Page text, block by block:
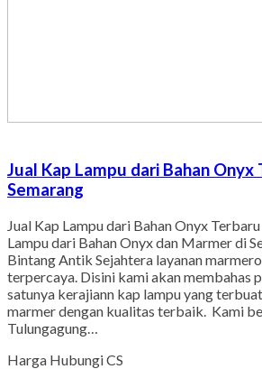
Jual Kap Lampu dari Bahan Onyx
Semarang
Jual Kap Lampu dari Bahan Onyx
Lampu dari Bahan Onyx dan Marmer di
Bintang Antik Sejahtera layanan
terpercaya. Disini kami akan membahas
satunya kerajiann kap lampu yang
marmer dengan kualitas terbaik. Kami
Tulungagung…
Harga Hubungi CS